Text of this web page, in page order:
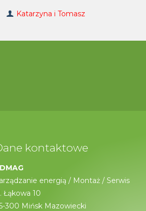
Katarzyna i Tomasz
kontaktowe
energią / Montaż / Serwis
Łąkowa 10
300 Mińsk Mazowiecki